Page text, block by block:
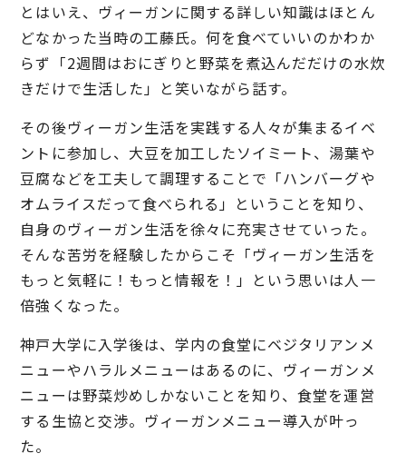
とはいえ、ヴィーガンに関する詳しい知識はほとん
どなかった当時の工藤氏。何を食べていいのかわか
らず「2週間はおにぎりと野菜を煮込んだだけの水炊
きだけで生活した」と笑いながら話す。
その後ヴィーガン生活を実践する人々が集まるイベ
ントに参加し、大豆を加工したソイミート、湯葉や
豆腐などを工夫して調理することで「ハンバーグや
オムライスだって食べられる」ということを知り、
自身のヴィーガン生活を徐々に充実させていった。
そんな苦労を経験したからこそ「ヴィーガン生活を
もっと気軽に！もっと情報を！」という思いは人一
倍強くなった。
神戸大学に入学後は、学内の食堂にベジタリアンメ
ニューやハラルメニューはあるのに、ヴィーガンメ
ニューは野菜炒めしかないことを知り、食堂を運営
する生協と交渉。ヴィーガンメニュー導入が叶っ
た。